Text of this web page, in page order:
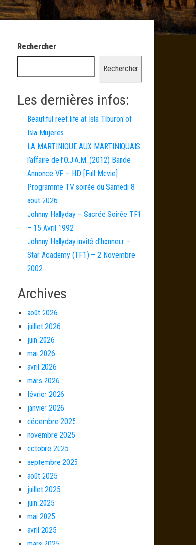
Rechercher
Rechercher
Les dernières infos:
Beautiful reef life at Isla Tiburon of
Isla Mujeres
LA MARTINIQUE AUX MARTINIQUAIS:
l’affaire de l’O.J.A.M. (2012) Bande
Annonce VF – HD [Full Movie]
Programme TV soirée du Samedi 8
août 2026
Johnny Hallyday – Sacrée Soirée TF1
– 15 Avril 1992
Johnny Hallyday invité d’honneur –
Star Academy (TF1) – 2 Novembre
2002
Archives
août 2026
juillet 2026
juin 2026
mai 2026
avril 2026
mars 2026
février 2026
janvier 2026
décembre 2025
novembre 2025
octobre 2025
septembre 2025
août 2025
juillet 2025
juin 2025
mai 2025
avril 2025